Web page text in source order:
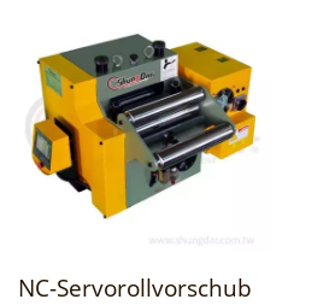
NC-Servorollvorschub